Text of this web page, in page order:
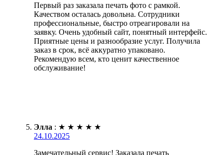
Первый раз заказала печать фото с рамкой.
Качеством осталась довольна. Сотрудники
профессиональные, быстро отреагировали на
заявку. Очень удобный сайт, понятный интерфейс.
Приятные цены и разнообразие услуг. Получила
заказ в срок, всё аккуратно упаковано.
Рекомендую всем, кто ценит качественное
обслуживание!
Элла : ★ ★ ★ ★ ★
24.10.2025
Замечательный сервис! Заказала печать